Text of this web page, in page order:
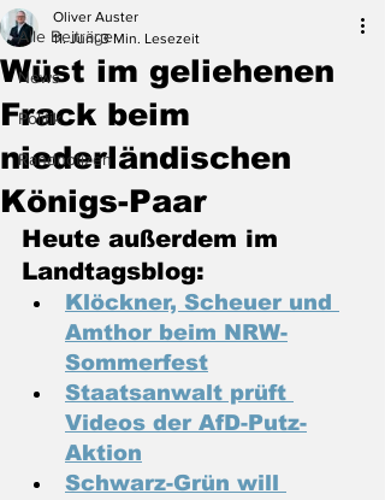
Alle Beiträge
News
Politik
Randnotizen
Wüst im geliehenen
Frack beim
niederländischen
Königs-Paar
Oliver Auster
11. Juni 3 Min. Lesezeit
Heute außerdem im
Landtagsblog:
Klöckner, Scheuer und
Amthor beim NRW-
Sommerfest
Staatsanwalt prüft
Videos der AfD-Putz-
Aktion
Schwarz-Grün will